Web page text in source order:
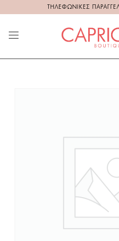
ΤΗΛΕΦΩΝΙΚΕΣ